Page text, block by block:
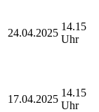
24.04.2025
14.15
Uhr
17.04.2025
14.15
Uhr